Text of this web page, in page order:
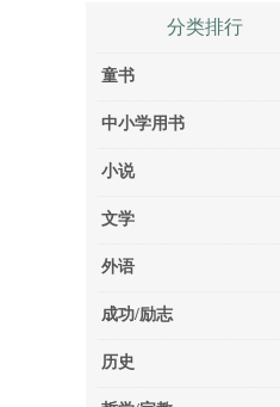
分类排行
童书
中小学用书
小说
文学
外语
成功/励志
历史